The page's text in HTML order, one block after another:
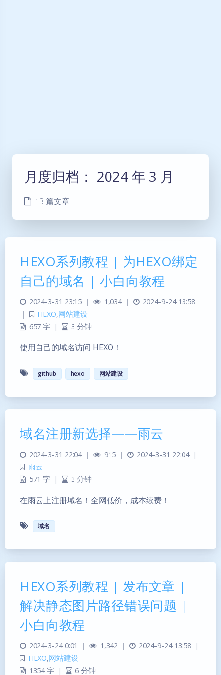
月度归档： 2024 年 3 月
13 篇文章
HEXO系列教程 | 为HEXO绑定
自己的域名 | 小白向教程
2024-3-31 23:15 | 1,034 |
2024-9-24 13:58
|
HEXO,网站建设
657 字 | 3 分钟
使用自己的域名访问 HEXO！
github hexo 网站建设
域名注册新选择——雨云
2024-3-31 22:04 | 915 | 2024-3-31 22:04 |
雨云
571 字 | 3 分钟
在雨云上注册域名！全网低价，成本续费！
域名
HEXO系列教程 | 发布文章 |
解决静态图片路径错误问题 |
小白向教程
2024-3-24 0:01 | 1,342 | 2024-9-24 13:58 |
HEXO,网站建设
1354 字 | 6 分钟